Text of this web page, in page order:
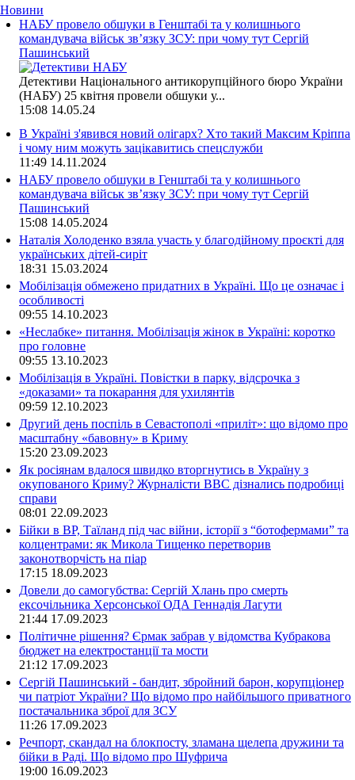
Новини
НАБУ провело обшуки в Генштабі та у колишнього
командувача військ зв’язку ЗСУ: при чому тут Сергій
Пашинський
Детективи Національного антикорупційного бюро України
(НАБУ) 25 квітня провели обшуки у...
15:08 14.05.24
В Україні з'явився новий олігарх? Хто такий Максим Кріппа
і чому ним можуть зацікавитись спецслужби
11:49 14.11.2024
НАБУ провело обшуки в Генштабі та у колишнього
командувача військ зв’язку ЗСУ: при чому тут Сергій
Пашинський
15:08 14.05.2024
Наталія Холоденко взяла участь у благодійному проєкті для
українських дітей-сиріт
18:31 15.03.2024
Мобілізація обмежено придатних в Україні. Що це означає і
особливості
09:55 14.10.2023
«Неслабке» питання. Мобілізація жінок в Україні: коротко
про головне
09:55 13.10.2023
Мобілізація в Україні. Повістки в парку, відсрочка з
«доказами» та покарання для ухилянтів
09:59 12.10.2023
Другий день поспіль в Севастополі «приліт»: що відомо про
масштабну «бавовну» в Криму
15:20 23.09.2023
Як росіянам вдалося швидко вторгнутись в Україну з
окупованого Криму? Журналісти ВВС дізнались подробиці
справи
08:01 22.09.2023
Бійки в ВР, Таїланд під час війни, історії з “ботофермами” та
колцентрами: як Микола Тищенко перетворив
законотворчість на піар
17:15 18.09.2023
Довели до самогубства: Сергій Хлань про смерть
ексочільника Херсонської ОДА Геннадія Лагути
21:44 17.09.2023
Політичне рішення? Єрмак забрав у відомства Кубракова
бюджет на електростанції та мости
21:12 17.09.2023
Сергій Пашинський - бандит, збройний барон, корупціонер
чи патріот України? Що відомо про найбільшого приватного
постачальника зброї для ЗСУ
11:26 17.09.2023
Речпорт, скандал на блокпосту, зламана щелепа дружини та
бійки в Раді. Що відомо про Шуфрича
19:00 16.09.2023